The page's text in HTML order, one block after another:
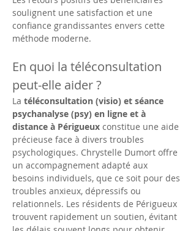
soulignent une satisfaction et une
confiance grandissantes envers cette
méthode moderne.
En quoi la téléconsultation
peut-elle aider ?
La téléconsultation (visio) et séance
psychanalyse (psy) en ligne et à
distance à Périgueux constitue une aide
précieuse face à divers troubles
psychologiques. Chrystelle Dumort offre
un accompagnement adapté aux
besoins individuels, que ce soit pour des
troubles anxieux, dépressifs ou
relationnels. Les résidents de Périgueux
trouvent rapidement un soutien, évitant